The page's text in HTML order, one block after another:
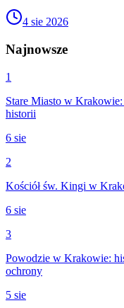
4 sie 2026
Najnowsze
1
Stare Miasto w
historii
6 sie
2
Kościół św. Kingi w
6 sie
3
Powodzie w Krakowie:
ochrony
5 sie